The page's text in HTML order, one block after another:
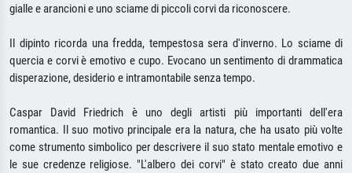
gialle e arancioni e uno sciame di piccoli corvi da riconoscere.
Il dipinto ricorda una fredda, tempestosa sera d'inverno. Lo sciame di
quercia e corvi è emotivo e cupo. Evocano un sentimento di drammatica
disperazione, desiderio e intramontabile senza tempo.
Caspar David Friedrich è uno degli artisti più importanti dell'era
romantica. Il suo motivo principale era la natura, che ha usato più volte
come strumento simbolico per descrivere il suo stato mentale emotivo e
le sue credenze religiose. "L'albero dei corvi" è stato creato due anni